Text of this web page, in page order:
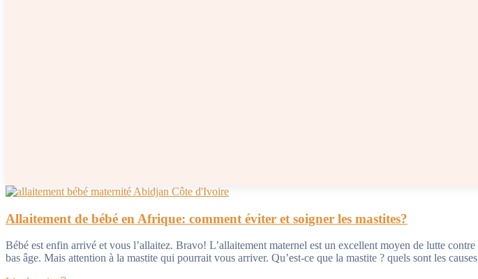
Allaitement de bébé en Afrique: comment éviter et soigner les mastites?
Bébé est enfin arrivé et vous l’allaitez. Bravo! L’allaitement maternel est un excellent moyen de lutte
bas âge. Mais attention à la mastite qui pourrait vous arriver. Qu’est-ce que la mastite ? quels sont les